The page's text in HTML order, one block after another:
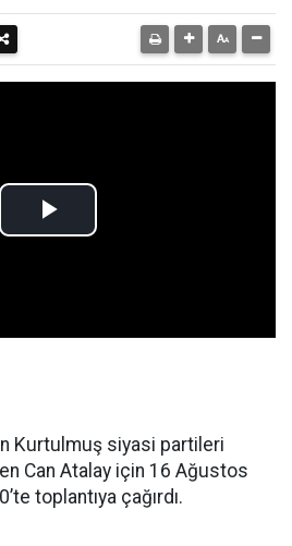
Kurtulmuş siyasi partileri
Can Atalay için 16 Ağustos
toplantıya çağırdı.